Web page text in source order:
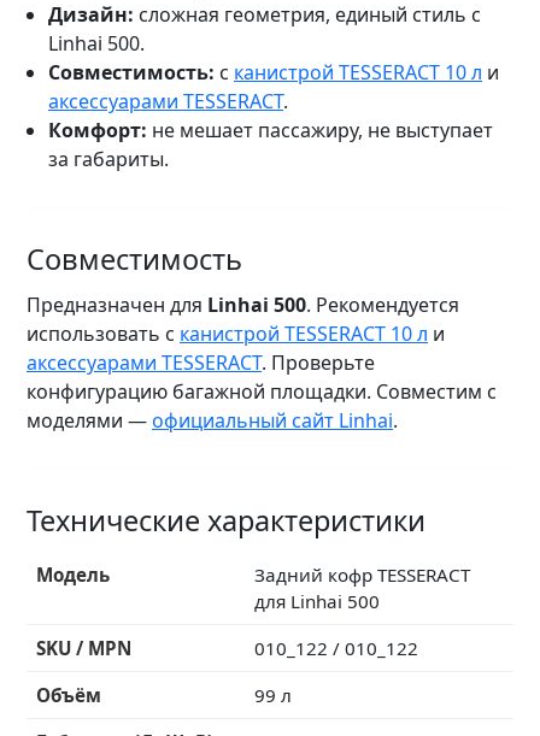
Дизайн: сложная геометрия, единый стиль с
Linhai 500.
Совместимость: с канистрой TESSERACT 10 л и
аксессуарами TESSERACT.
Комфорт: не мешает пассажиру, не выступает
за габариты.
Совместимость
Предназначен для Linhai 500. Рекомендуется
использовать с канистрой TESSERACT 10 л и
аксессуарами TESSERACT. Проверьте
конфигурацию багажной площадки. Совместим с
моделями —официальный сайт Linhai.
Технические характеристики
Модель
Задний кофр TESSERACT
для Linhai 500
SKU / MPN
010_122 / 010_122
Объём
99 л